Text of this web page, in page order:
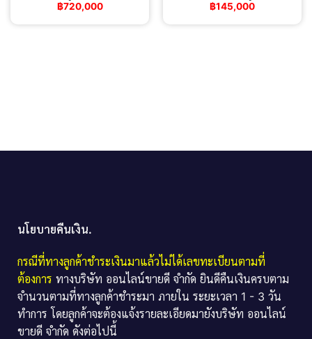
฿720,000
฿145,000
นโยบายคืนเงิน.
กรณีที่ทางลูกค้าชำระเงินมาแล้วไม่ได้เลขทะเบียนตามที่
ต้องการ ทางบริษัท ออนไลน์ขายดี จำกัด ยินดีคืนเงินครบตาม
จำนวนตามที่ทางลูกค้าชำระมา ภายใน ระยะเวลา 1 - 3 วัน
ทำการ โดยลูกค้าจะต้องแจ้งรายละเอียดมายังบริษัท ออนไลน์
ขายดี จำกัด ดังต่อไปนี้